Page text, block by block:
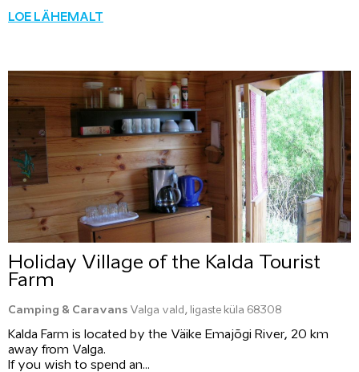
LOE LÄHEMALT
Holiday Village of the Kalda Tourist
Farm
Camping & Caravans Valga vald, Iigaste küla 68308
Kalda Farm is located by the Väike Emajõgi River, 20 km
away from Valga.
If you wish to spend an...